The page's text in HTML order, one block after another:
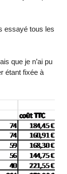
essayé tous les
que je n’ai pu
étant fixée à